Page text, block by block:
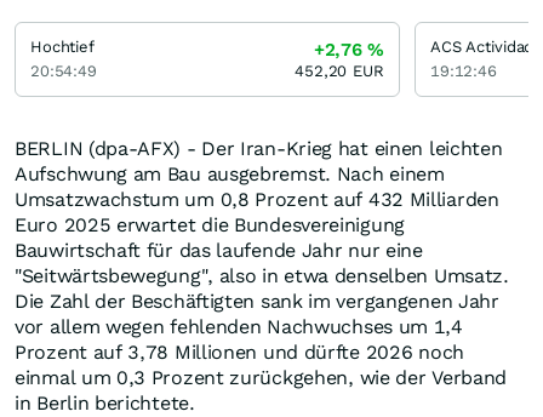
BERLIN (dpa-AFX) - Der Iran-Krieg hat einen leichten
Aufschwung am Bau ausgebremst. Nach einem
Umsatzwachstum um 0,8 Prozent auf 432 Milliarden
Euro 2025 erwartet die Bundesvereinigung
Bauwirtschaft für das laufende Jahr nur eine
"Seitwärtsbewegung", also in etwa denselben Umsatz.
Die Zahl der Beschäftigten sank im vergangenen Jahr
vor allem wegen fehlenden Nachwuchses um 1,4
Prozent auf 3,78 Millionen und dürfte 2026 noch
einmal um 0,3 Prozent zurückgehen, wie der Verband
in Berlin berichtete.
Hochtief
20:54:49
+2,76%
452,20 EUR 19:12:46